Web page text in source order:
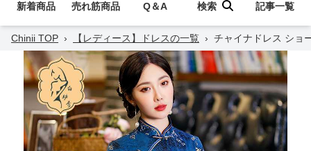
新着商品 売れ筋商品 Q＆A 検索 記事一覧
Chinii TOP › 【レディース】ドレスの一覧 › チャイナドレス ショ